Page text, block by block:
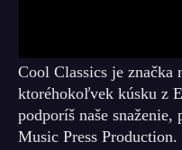
Cool Classics je značka
ktoréhokoľvek kúsku z
podporíš naše
Music Press Production.